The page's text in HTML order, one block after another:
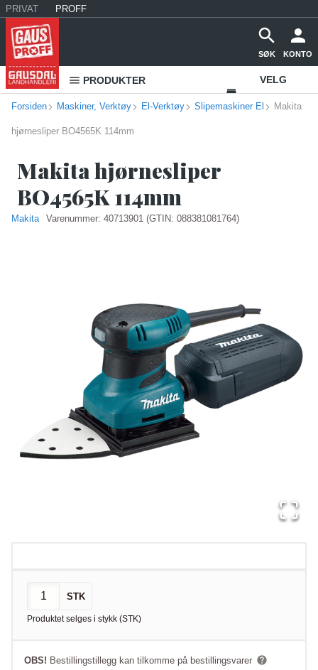
PRIVAT PROFF
SØK KONTO
PRODUKTER VELG
VAREHUS
Forsiden Maskiner, Verktøy El-Verktøy Slipemaskiner El Makita
hjørnesliper BO4565K 114mm
Makita hjørnesliper
BO4565K 114mm
Makita Varenummer: 40713901 (GTIN: 088381081764)
STK
Produktet selges i stykk (STK)
OBS! Bestillingstillegg kan tilkomme på bestillingsvarer